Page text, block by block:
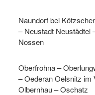
Naundorf bei
– Neustadt Neustädtel
Nossen
Oberfrohna –
– Oederan Oelsnitz im
Olbernhau – Oschatz